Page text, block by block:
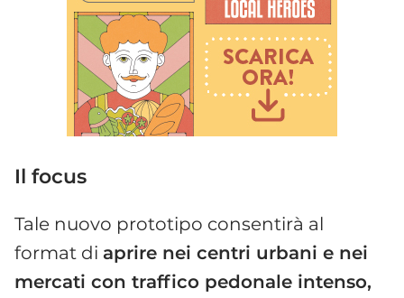
Il focus
Tale nuovo prototipo consentirà al
format di aprire nei centri urbani e nei
mercati con traffico pedonale intenso,